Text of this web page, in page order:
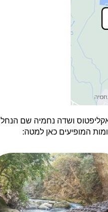
עד לחניון האקליפטוס ושדה נחמיה שם הנחל
המופיעים כאן למטה: